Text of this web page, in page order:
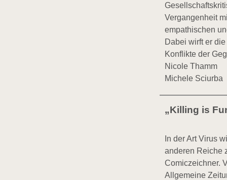
Vergangenheit
empathischen
Dabei wirft er
Konflikte der
Nicole Thamm
Michele Sciurba
„Killing is
In der Art Virus
anderen Reiche
Comiczeichner.
Allgemeine